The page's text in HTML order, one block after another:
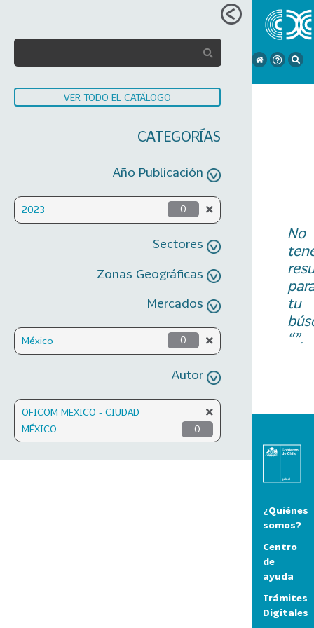
VER TODO EL CATÁLOGO
CATEGORÍAS
Año Publicación
2023 0
Sectores
Zonas Geográficas
Mercados
México 0
Autor
OFICOM MEXICO - CIUDAD
MÉXICO
0
No
tu
“”.
¿Quiénes
somos?
Centro
de
ayuda
Trámites
Digitales